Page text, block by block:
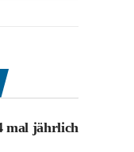
mal jährlich